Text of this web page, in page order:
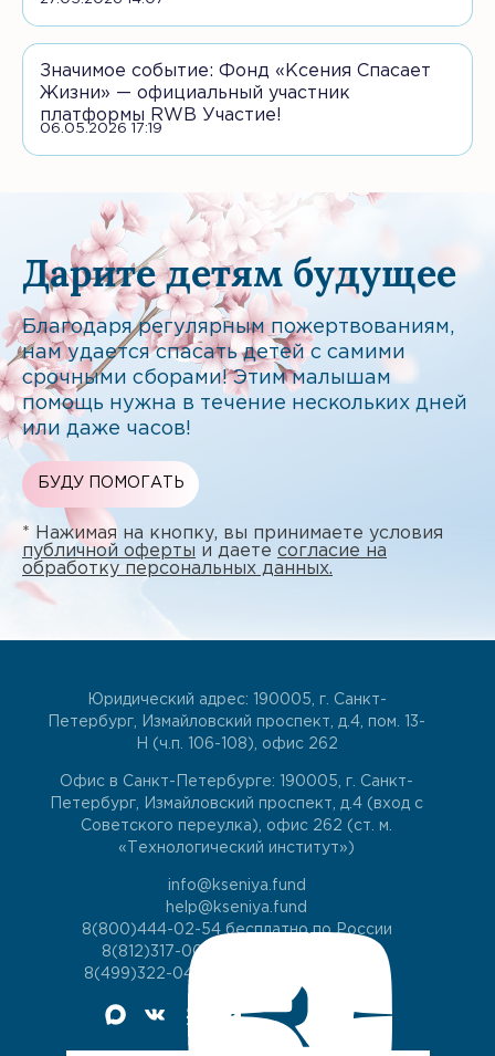
Значимое событие: Фонд «Ксения Спасает
Жизни» — официальный участник
платформы RWB Участие!
06.05.2026 17:19
Дарите детям будущее
Благодаря регулярным пожертвованиям,
нам удается спасать детей с самими
срочными сборами! Этим малышам
помощь нужна в течение нескольких дней
или даже часов!
БУДУ ПОМОГАТЬ
* Нажимая на кнопку, вы принимаете условия
публичной оферты и даете согласие на
обработку персональных данных.
Юридический адрес: 190005, г. Санкт-
Петербург, Измайловский проспект, д.4, пом. 13-
Н (ч.п. 106-108), офис 262
Офис в Санкт-Петербурге: 190005, г. Санкт-
Петербург, Измайловский проспект, д.4 (вход с
Советского переулка), офис 262 (ст. м.
«Технологический институт»)
info@kseniya.fund
help@kseniya.fund
8(800)444-02-54бесплатно по России
8(812)317-00-60
8(499)322-04-74